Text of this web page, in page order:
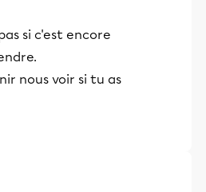
si c'est encore
nous voir si tu as